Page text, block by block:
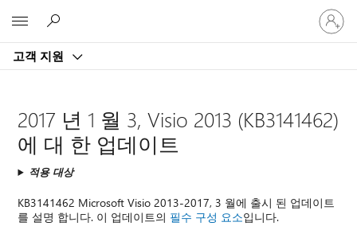
고객 지원
귀
하
계
그
인
2017 년 1 월 3, Visio 2013 (KB3141462)
에 대 한 업데이트
적용 대상
KB3141462 Microsoft Visio 2013-2017, 3 월에 출시 된 업데이트
를 설명 합니다. 이 업데이트의 필수 구성 요소입니다.